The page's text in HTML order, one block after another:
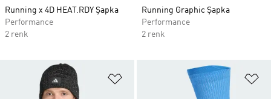
Running x 4D HEAT.RDY Şapka
Performance
2 renk
Running Graphic Şapka
Performance
2 renk
Favori Listesine Ekle